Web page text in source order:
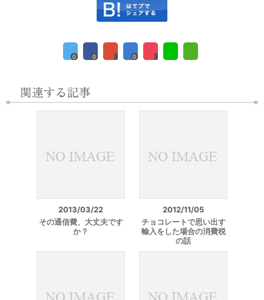
0 0 0
2013/03/22
その通信費、大丈夫です
か？
2012/11/05
チョコレートで思い出す
輸入をした場合の消費税
の話